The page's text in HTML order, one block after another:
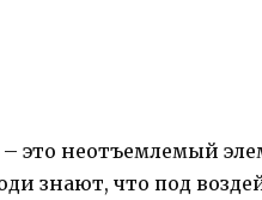
– это неотъемлемый
знают, что под